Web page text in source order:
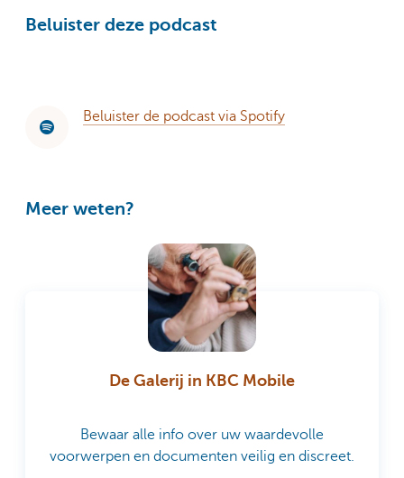
Beluister deze podcast
Beluister de podcast via Spotify
Meer weten?
De Galerij in KBC Mobile
Bewaar alle info over uw waardevolle
voorwerpen en documenten veilig en discreet.